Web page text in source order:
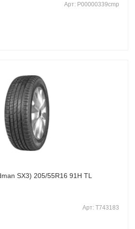
Арт: Р00000339cmp
SX3) 205/55R16 91H TL
Арт: T743183